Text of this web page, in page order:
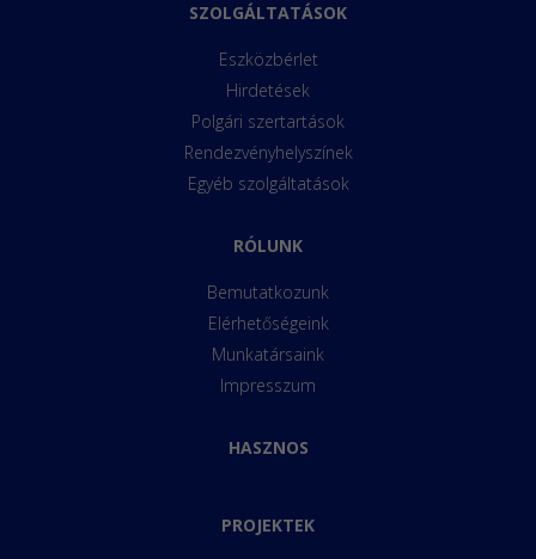
SZOLGÁLTATÁSOK
Eszközbérlet
Hirdetések
Polgári szertartások
Rendezvényhelyszínek
Egyéb szolgáltatások
RÓLUNK
Bemutatkozunk
Elérhetőségeink
Munkatársaink
Impresszum
HASZNOS
PROJEKTEK